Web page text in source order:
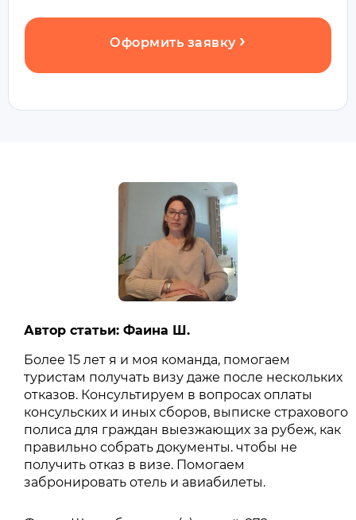
Оформить заявку
Автор статьи: Фаина Ш.
Более 15 лет я и моя команда, помогаем
туристам получать визу даже после нескольких
отказов. Консультируем в вопросах оплаты
консульских и иных сборов, выписке страхового
полиса для граждан выезжающих за рубеж, как
правильно собрать документы. чтобы не
получить отказ в визе. Помогаем
забронировать отель и авиабилеты.